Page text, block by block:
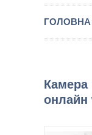
ГОЛОВНА
Камера
онлайн